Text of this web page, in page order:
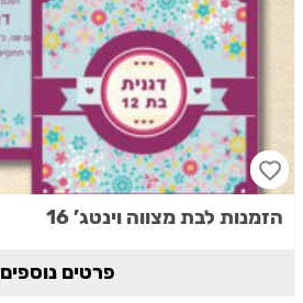
הזמנות לבת מצווה וינטג’ 16
פרטים נוספים